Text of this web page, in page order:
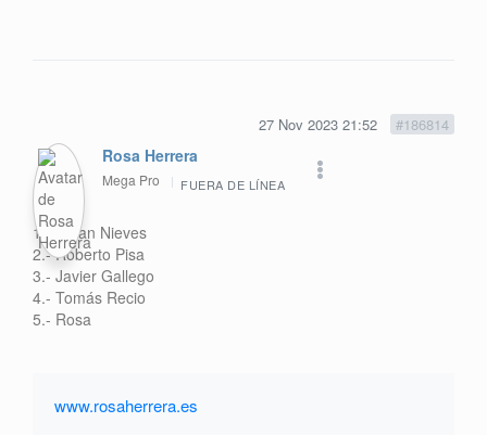
27 Nov 2023 21:52 #186814
Rosa Herrera
Mega Pro FUERA DE LÍNEA
1.- Julian Nieves
2.- Roberto Pisa
3.- Javier Gallego
4.- Tomás Recio
5.- Rosa
www.rosaherrera.es